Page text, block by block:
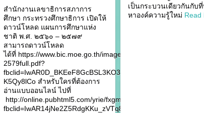
สำนักงานเลขาธิการสภาการ
ศึกษา กระทรวงศึกษาธิการ เปิดให้
ดาวน์โหลด แผนการศึกษาแห่ง
ชาติ พ.ศ. ๒๕๖๐ – ๒๕๗๙
สามารถดาวน์โหลด
ได้ที่ https://www.bic.moe.go.th/images/stories/4EDU_2560-
2579full.pdf?
K5Qy8lCo สำหรับใครที่ต้องการ
อ่านแบบออนไลน์ ไปที่
http://online.pubhtml5.com/yrie/fxgm/?
เป็นกระบวนเดียวกันกับ
หาองค์ความรู้ใหม่ Read